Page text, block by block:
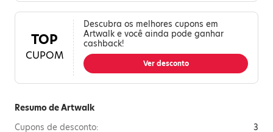
TOP
CUPOM
Descubra os melhores cupons em
Artwalk e você ainda pode ganhar
cashback!
Ver desconto
Resumo de Artwalk
Cupons de desconto:
3